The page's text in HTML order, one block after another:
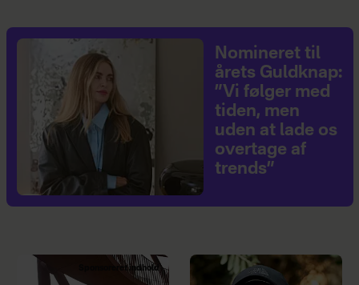
Nomineret til
årets Guldknap:
”Vi følger med
tiden, men
uden at lade os
overtage af
trends”
Sponsoreret indhold